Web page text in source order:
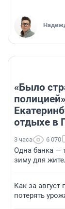
«Было
отдыхе в
3 часа 6 070
Одна банка —
зиму для
Как за август
потерять